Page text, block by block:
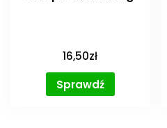
16,50zł
Sprawdź